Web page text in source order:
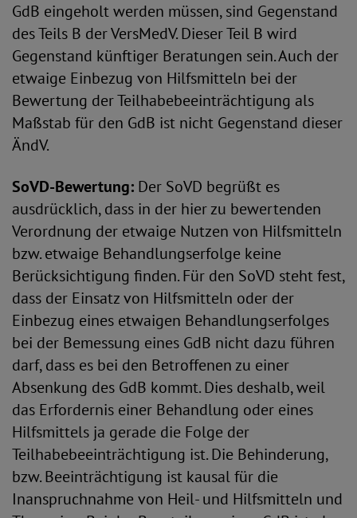
GdB eingeholt werden müssen, sind Gegenstand
des Teils B der VersMedV. Dieser Teil B wird
Gegenstand künftiger Beratungen sein. Auch der
etwaige Einbezug von Hilfsmitteln bei der
Bewertung der Teilhabebeeinträchtigung als
Maßstab für den GdB ist nicht Gegenstand dieser
ÄndV.
SoVD-Bewertung: Der SoVD begrüßt es
ausdrücklich, dass in der hier zu bewertenden
Verordnung der etwaige Nutzen von Hilfsmitteln
bzw. etwaige Behandlungserfolge keine
Berücksichtigung finden. Für den SoVD steht fest,
dass der Einsatz von Hilfsmitteln oder der
Einbezug eines etwaigen Behandlungserfolges
bei der Bemessung eines GdB nicht dazu führen
darf, dass es bei den Betroffenen zu einer
Absenkung des GdB kommt. Dies deshalb, weil
das Erfordernis einer Behandlung oder eines
Hilfsmittels ja gerade die Folge der
Teilhabebeeinträchtigung ist. Die Behinderung,
bzw. Beeinträchtigung ist kausal für die
Inanspruchnahme von Heil- und Hilfsmitteln und